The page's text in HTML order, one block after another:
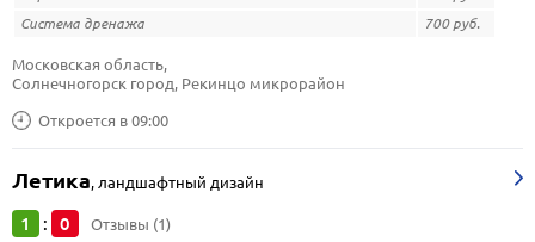
Система дренажа
700 руб.
Откроется в 09:00
Московская область,
Солнечногорск город, Рекинцо микрорайон
Летика,ландшафтный дизайн
1 : 0 Отзывы (1)